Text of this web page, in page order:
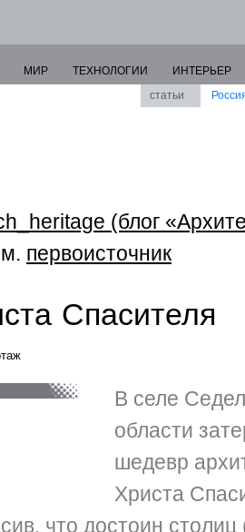
МИР ТЕХНОЛОГИИ
ИНТЕРЬЕР
статьи
(блог
первоисточник
Спасителя
В селе
области
шедевр
Христа
что достоин